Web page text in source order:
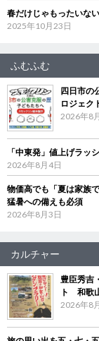
春だけじゃもったいな
2025年10月23日
ふむふむ
四日市の
ロジェク
2026年8
「中東発」値上げラ
2026年8月4日
物価高でも「夏は家族
猛暑への備えも必須
2026年8月3日
カルチャー
豊臣秀吉
ト 和歌
2026年8